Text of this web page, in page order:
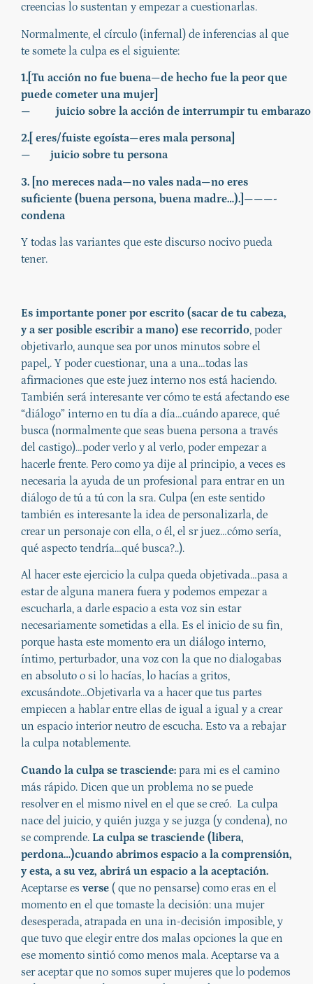
creencias lo sustentan y empezar a cuestionarlas.
Normalmente, el círculo (infernal) de inferencias al que
te somete la culpa es el siguiente:
1.[Tu acción no fue buena—de hecho fue la peor que
puede cometer una mujer]
— juicio sobre la acción de interrumpir tu embarazo
2.[ eres/fuiste egoísta—eres mala persona]
— juicio sobre tu persona
3. [no mereces nada—no vales nada—no eres
suficiente (buena persona, buena madre…).]———-
condena
Y todas las variantes que este discurso nocivo pueda
tener.
Es importante poner por escrito (sacar de tu cabeza,
y a ser posible escribir a mano) ese recorrido, poder
objetivarlo, aunque sea por unos minutos sobre el
papel,. Y poder cuestionar, una a una…todas las
afirmaciones que este juez interno nos está haciendo.
También será interesante ver cómo te está afectando ese
“diálogo” interno en tu día a día…cuándo aparece, qué
busca (normalmente que seas buena persona a través
del castigo)…poder verlo y al verlo, poder empezar a
hacerle frente. Pero como ya dije al principio, a veces es
necesaria la ayuda de un profesional para entrar en un
diálogo de tú a tú con la sra. Culpa (en este sentido
también es interesante la idea de personalizarla, de
crear un personaje con ella, o él, el sr juez…cómo sería,
qué aspecto tendría…qué busca?..).
Al hacer este ejercicio la culpa queda objetivada…pasa a
estar de alguna manera fuera y podemos empezar a
escucharla, a darle espacio a esta voz sin estar
necesariamente sometidas a ella. Es el inicio de su fin,
porque hasta este momento era un diálogo interno,
íntimo, perturbador, una voz con la que no dialogabas
en absoluto o si lo hacías, lo hacías a gritos,
excusándote…Objetivarla va a hacer que tus partes
empiecen a hablar entre ellas de igual a igual y a crear
un espacio interior neutro de escucha. Esto va a rebajar
la culpa notablemente.
Cuando la culpa se trasciende: para mi es el camino
más rápido. Dicen que un problema no se puede
resolver en el mismo nivel en el que se creó. La culpa
nace del juicio, y quién juzga y se juzga (y condena), no
se comprende. La culpa se trasciende (libera,
perdona…)cuando abrimos espacio a la comprensión,
y esta, a su vez, abrirá un espacio a la aceptación.
Aceptarse es verse ( que no pensarse) como eras en el
momento en el que tomaste la decisión: una mujer
desesperada, atrapada en una in-decisión imposible, y
que tuvo que elegir entre dos malas opciones la que en
ese momento sintió como menos mala. Aceptarse va a
ser aceptar que no somos super mujeres que lo podemos